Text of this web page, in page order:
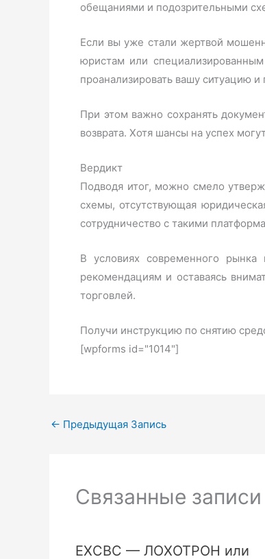
обещаниями и подозрительными
Если вы уже стали жертвой
юристам или
проанализировать вашу ситуацию
При этом важно сохранять
возврата. Хотя шансы на успех
Вердикт
Подводя итог, можно смело
схемы, отсутствующая
сотрудничество с такими
В условиях современного
рекомендациям и оставаясь
торговлей.
Получи инструкцию по снятию
[wpforms id="1014"]
← Предыдущая Запись
Связанные записи
EXCBC — ЛОХОТРОН или